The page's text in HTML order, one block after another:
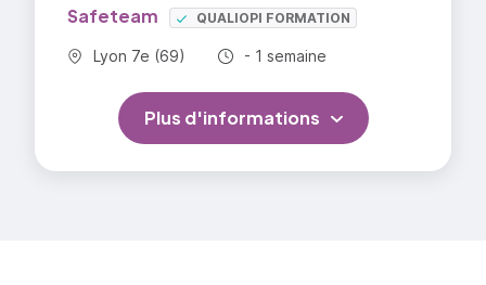
Safeteam QUALIOPI FORMATION
Commune :
Lyon 7e (69) Durée totale :
- 1 semaine
Plus d'informations